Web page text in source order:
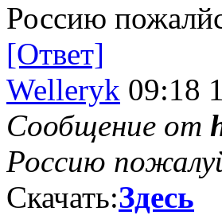
Россию
[Ответ]
Welleryk 09:18
Сообщение от
Россию
Скачать:Здесь